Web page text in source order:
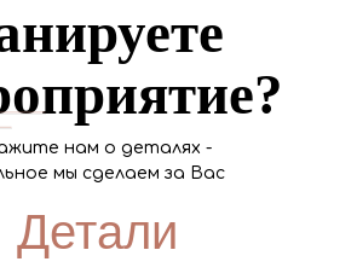
Детали
нам о деталях -
мы сделаем за Вас